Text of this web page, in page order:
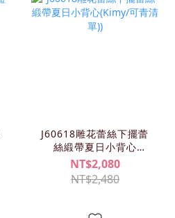
J60618雕花蕾絲下擺蕾
絲緞帶夏日小背心
(KIMY/可青清單))
NT$2,080
NT$2,480